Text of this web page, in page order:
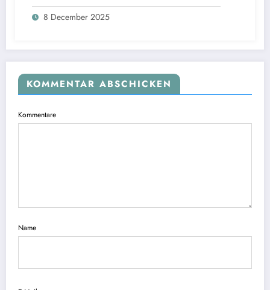
8 December 2025
KOMMENTAR ABSCHICKEN
Kommentare
Name